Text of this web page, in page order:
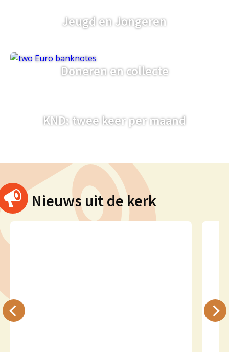
Jeugd en Jongeren
Doneren en collecte
KND: twee keer per maand
Nieuws uit de kerk